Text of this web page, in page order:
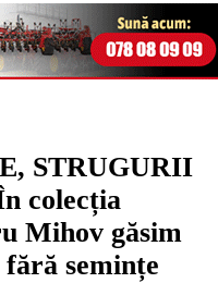
STRUGURII
colecția
Mihov găsim
semințe